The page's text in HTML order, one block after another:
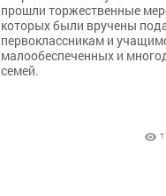
прошли торжественные
которых были вручены
первоклассникам и
малообеспеченных и
семей.